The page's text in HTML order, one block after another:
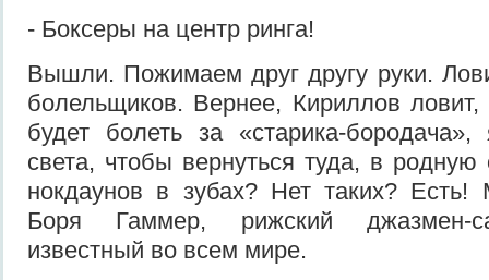
- Боксеры на центр ринга!
Вышли. Пожимаем друг другу руки.
болельщиков. Вернее, Кириллов
будет болеть за «старика-
света, чтобы вернуться туда, в родную
нокдаунов в зубах? Нет таких?
Боря Гаммер, рижский джазмен-
известный во всем мире.